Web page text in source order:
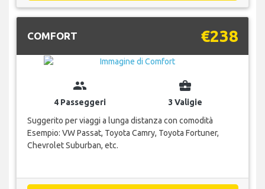
COMFORT €238
group
4 Passeggeri
business_center
3 Valigie
Suggerito per viaggi a lunga distanza con comodità
Esempio: VW Passat, Toyota Camry, Toyota Fortuner,
Chevrolet Suburban, etc.